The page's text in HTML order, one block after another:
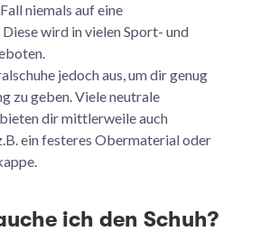
niemals auf eine
wird in vielen Sport- und
jedoch aus, um dir genug
zu geben. Viele neutrale
dir mittlerweile auch
ein festeres Obermaterial oder
ich den Schuh?